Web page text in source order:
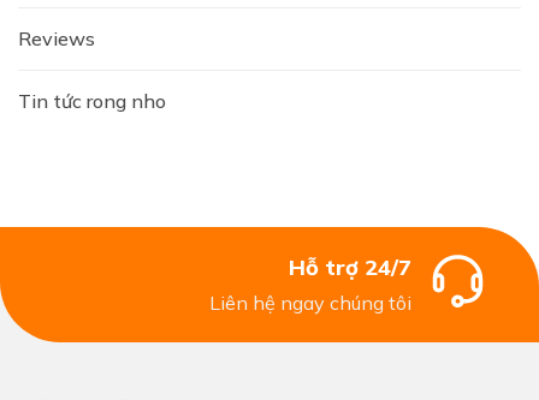
Reviews
Tin tức rong nho
Hỗ trợ 24/7
Liên hệ ngay chúng tôi